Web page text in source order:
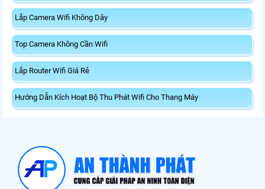
Lắp Camera Wifi Không Dây
Top Camera Không Cần Wifi
Lắp Router Wifi Giá Rẻ
Hướng Dẫn Kích Hoạt Bộ Thu Phát Wifi Cho Thang Máy